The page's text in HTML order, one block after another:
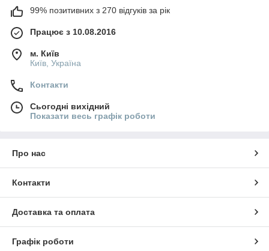
99% позитивних з 270 відгуків за рік
Працює з 10.08.2016
м. Київ
Київ, Україна
Контакти
Сьогодні вихідний
Показати весь графік роботи
Про нас
Контакти
Доставка та оплата
Графік роботи